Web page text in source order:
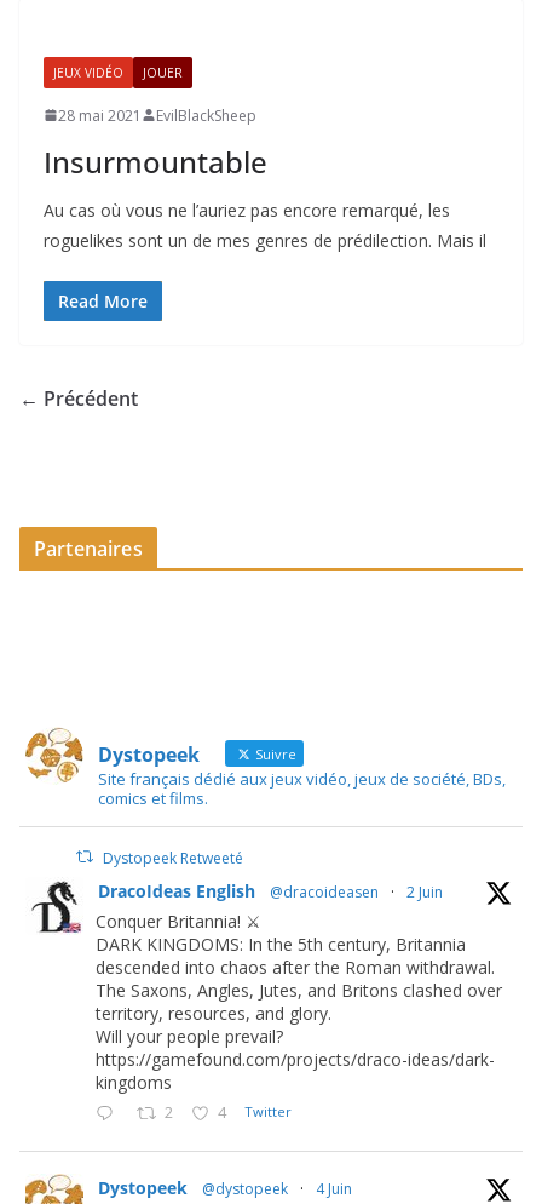
JEUX VIDÉO JOUER
28 mai 2021 EvilBlackSheep
Insurmountable
Au cas où vous ne l’auriez pas encore remarqué, les
roguelikes sont un de mes genres de prédilection. Mais il
Read More
← Précédent
Partenaires
Dystopeek Suivre
Site français dédié aux jeux vidéo, jeux de société, BDs,
comics et films.
Dystopeek Retweeté
DracoIdeas English @dracoideasen · 2 Juin
Conquer Britannia! ⚔️
DARK KINGDOMS: In the 5th century, Britannia
descended into chaos after the Roman withdrawal.
The Saxons, Angles, Jutes, and Britons clashed over
territory, resources, and glory.
Will your people prevail?
https://gamefound.com/projects/draco-ideas/dark-
kingdoms
2 4 Twitter
Dystopeek @dystopeek · 4 Juin